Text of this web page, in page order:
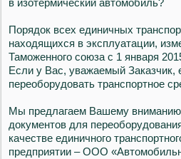
в изотермический автомобиль?
Порядок всех единичных
находящихся в эксплуатации,
Таможенного союза с 1 января
Если у Вас, уважаемый Заказчик,
переоборудовать транспортное
Мы предлагаем Вашему
документов для
качестве единичного
предприятии – ООО